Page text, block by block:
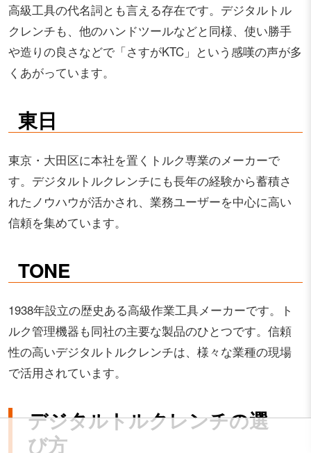
高級工具の代名詞とも言える存在です。デジタルトル
クレンチも、他のハンドツールなどと同様、使い勝手
や造りの良さなどで「さすがKTC」という感嘆の声が多
くあがっています。
東日
東京・大田区に本社を置くトルク専業のメーカーで
す。デジタルトルクレンチにも長年の経験から蓄積さ
れたノウハウが活かされ、業務ユーザーを中心に高い
信頼を集めています。
TONE
1938年設立の歴史ある高級作業工具メーカーです。ト
ルク管理機器も同社の主要な製品のひとつです。信頼
性の高いデジタルトルクレンチは、様々な業種の現場
で活用されています。
デジタルトルクレンチの選
び方